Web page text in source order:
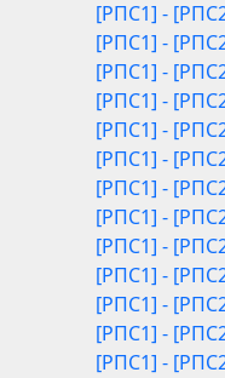
[РПС1] -
[РПС1] -
[РПС1] -
[РПС1] -
[РПС1] -
[РПС1] -
[РПС1] -
[РПС1] -
[РПС1] -
[РПС1] -
[РПС1] -
[РПС1] -
[РПС1] -